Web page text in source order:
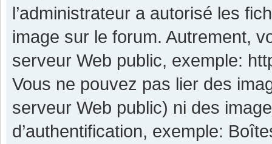
l’administrateur a autorisé les
image sur le forum. Autrement,
serveur Web public, exemple:
Vous ne pouvez pas lier des
serveur Web public) ni des
d’authentification, exemple: